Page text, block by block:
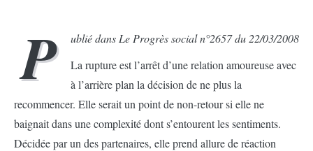
P
ublié dans Le Progrès social n°2657 du 22/03/2008
La rupture est l’arrêt d’une relation amoureuse avec
à l’arrière plan la décision de ne plus la
recommencer. Elle serait un point de non-retour si elle ne
baignait dans une complexité dont s’entourent les sentiments.
Décidée par un des partenaires, elle prend allure de réaction